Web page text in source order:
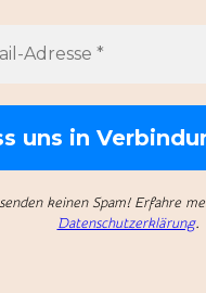
keinen Spam! Erfahre
Datenschutzerklärung.